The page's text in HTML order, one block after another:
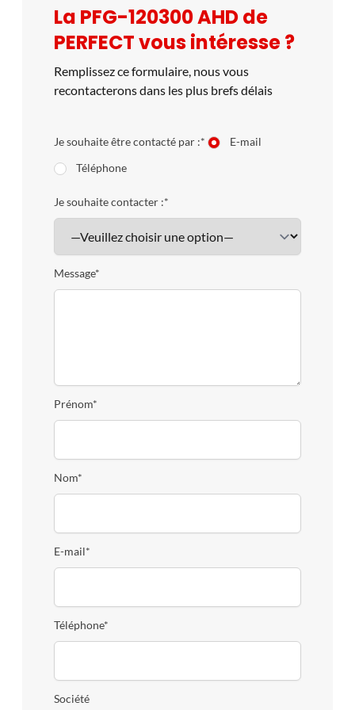
en œuvre inégalée. De plus, retrouvez toutes les
caractéristiques de machine de rectification sur le site
constructeur :
https://www.perfectmachine.com.tw/
https://start40.com/
La PFG-120300 AHD de
PERFECT vous intéresse ?
Remplissez ce formulaire, nous vous
recontacterons dans les plus brefs délais
Je souhaite être contacté par :*
E-mail
Téléphone
Je souhaite contacter :*
Message*
Prénom*
Nom*
E-mail*
Téléphone*
Société